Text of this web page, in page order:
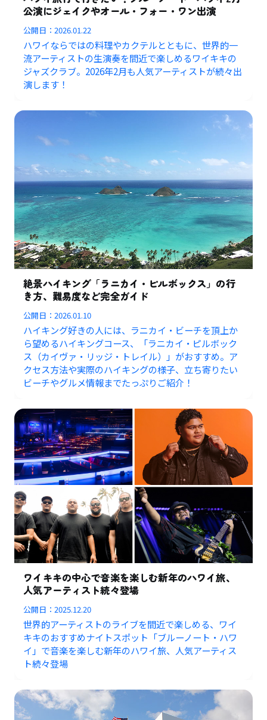
公演にジェイクやオール・フォー・ワン出演
公開日：2026.01.22
ハワイならではの料理やカクテルとともに、世界的一
流アーティストの生演奏を間近で楽しめるワイキキの
ジャズクラブ。2026年2月も人気アーティストが続々出
演します！
絶景ハイキング「ラニカイ・ピルボックス」の行
き方、難易度など完全ガイド
公開日：2026.01.10
ハイキング好きの人には、ラニカイ・ビーチを頂上か
ら望めるハイキングコース、「ラニカイ・ピルボック
ス（カイヴァ・リッジ・トレイル）」がおすすめ。ア
クセス方法や実際のハイキングの様子、立ち寄りたい
ビーチやグルメ情報までたっぷりご紹介！
ワイキキの中心で音楽を楽しむ新年のハワイ旅、
人気アーティスト続々登場
公開日：2025.12.20
世界的アーティストのライブを間近で楽しめる、ワイ
キキのおすすめナイトスポット「ブルーノート・ハワ
イ」で音楽を楽しむ新年のハワイ旅、人気アーティス
ト続々登場